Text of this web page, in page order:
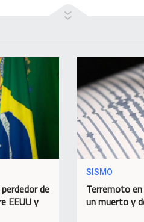
de
EEUU y
SISMO
Terremoto en
un muerto y